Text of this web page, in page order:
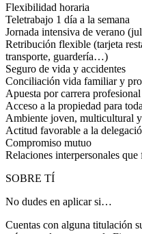
Flexibilidad horaria
Teletrabajo 1 día a la semana
Jornada intensiva de verano
Retribución flexible (tarjeta
transporte, guardería…)
Seguro de vida y accidentes
Conciliación vida familiar y
Apuesta por carrera
Acceso a la propiedad para
Ambiente joven, multicultural
Actitud favorable a la
Compromiso mutuo
Relaciones interpersonales
SOBRE TÍ
No dudes en aplicar si…
Cuentas con alguna titulación